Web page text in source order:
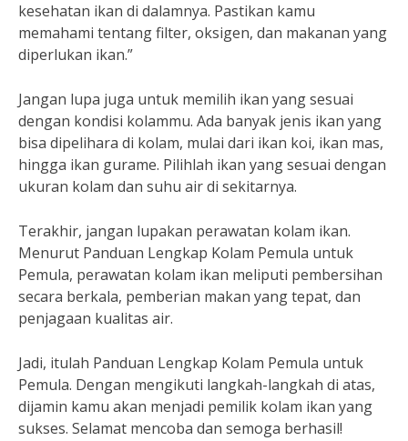
kesehatan ikan di dalamnya. Pastikan kamu
memahami tentang filter, oksigen, dan makanan yang
diperlukan ikan.”
Jangan lupa juga untuk memilih ikan yang sesuai
dengan kondisi kolammu. Ada banyak jenis ikan yang
bisa dipelihara di kolam, mulai dari ikan koi, ikan mas,
hingga ikan gurame. Pilihlah ikan yang sesuai dengan
ukuran kolam dan suhu air di sekitarnya.
Terakhir, jangan lupakan perawatan kolam ikan.
Menurut Panduan Lengkap Kolam Pemula untuk
Pemula, perawatan kolam ikan meliputi pembersihan
secara berkala, pemberian makan yang tepat, dan
penjagaan kualitas air.
Jadi, itulah Panduan Lengkap Kolam Pemula untuk
Pemula. Dengan mengikuti langkah-langkah di atas,
dijamin kamu akan menjadi pemilik kolam ikan yang
sukses. Selamat mencoba dan semoga berhasil!